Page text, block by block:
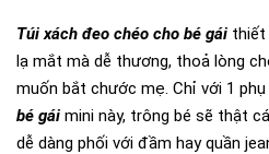
Túi xách đeo chéo cho bé gái thiết
lạ mắt mà dễ thương, thoả lòng
muốn bắt chước mẹ. Chỉ với 1 phụ
bé gái mini này, trông bé sẽ thật
dễ dàng phối với đầm hay quần